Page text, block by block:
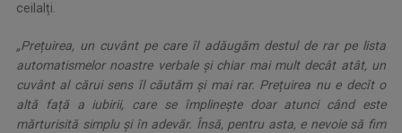
ceilalți.
„Prețuirea, un cuvânt pe care îl adăugăm destul de rar pe lista
automatismelor noastre verbale și chiar mai mult decât atât, un
cuvânt al cărui sens îl căutăm și mai rar. Prețuirea nu e decît o
altă față a iubirii, care se împlinește doar atunci când este
mărturisită simplu și în adevăr. Însă, pentru asta, e nevoie să fim